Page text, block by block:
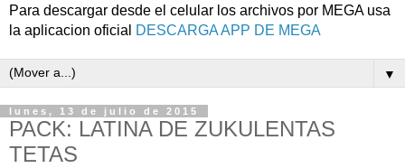
Para descargar desde el celular los archivos por MEGA usa
la aplicacion oficial
DESCARGA APP DE MEGA
▼
lunes, 13 de julio de 2015
PACK: LATINA DE ZUKULENTAS
TETAS